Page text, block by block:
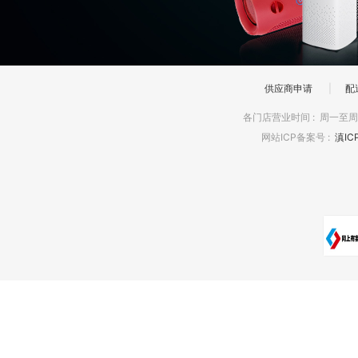
供应商申请 配
各门店营业时间 : 周一至
网站ICP备案号 : 滇